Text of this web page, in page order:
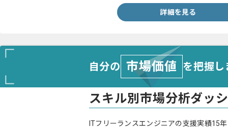
詳細を見る
自分の 市場価値 を把握
スキル別市場分析ダッ
ITフリーランスエンジニアの支援実績15